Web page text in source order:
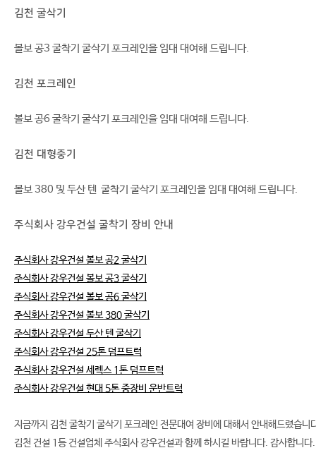
김천 굴삭기
볼보 공3 굴착기 굴삭기 포크레인을 임대 대여해 드립니다.
김천 포크레인
볼보 공6 굴착기 굴삭기 포크레인을 임대 대여해 드립니다.
김천 대형중기
볼보 380 및 두산 텐 굴착기 굴삭기 포크레인을 임대 대여해 드립니다.
주식회사 강우건설 굴착기 장비 안내
주식회사 강우건설 볼보 공2 굴삭기
주식회사 강우건설 볼보 공3 굴삭기
주식회사 강우건설 볼보 공6 굴삭기
주식회사 강우건설 볼보 380 굴삭기
주식회사 강우건설 두산 텐 굴삭기
주식회사 강우건설 25톤 덤프트럭
주식회사 강우건설 세렉스 1톤 덤프트럭
주식회사 강우건설 현대 5톤 중장비 운반트럭
지금까지 김천 굴착기 굴삭기 포크레인 전문대여 장비에 대해서 안내해드렸습니
김천 건설 1등 건설업체 주식회사 강우건설과 함께 하시길 바랍니다. 감사합니다.